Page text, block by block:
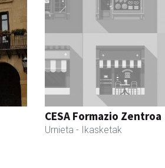
CESA Formazio Zentroa
Urnieta - Ikasketak